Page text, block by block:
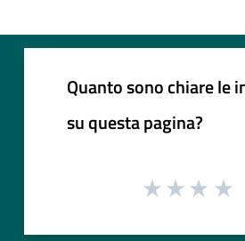
Quanto sono chiare le
su questa pagina?